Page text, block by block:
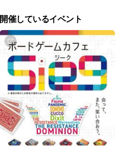
開催しているイベント